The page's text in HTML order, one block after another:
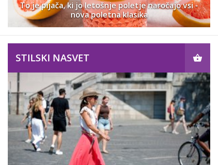
To je pijača, ki jo letošnje poletje naročajo vsi -
nova poletna klasika
STILSKI NASVET